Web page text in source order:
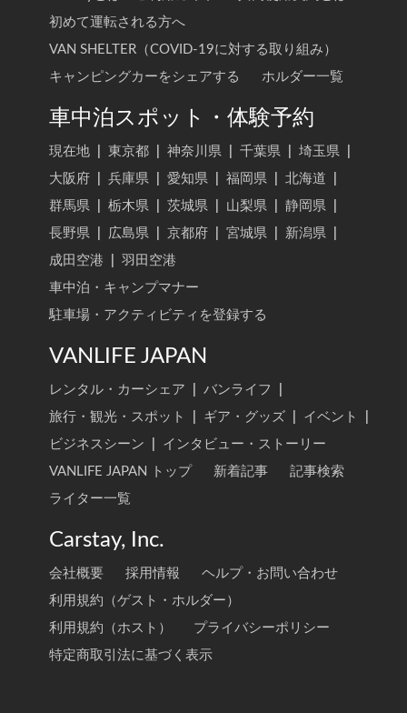
初めて運転される方へ
VAN SHELTER（COVID-19に対する取り組み）
キャンピングカーをシェアする
ホルダー一覧
車中泊スポット・体験予約
現在地 東京都 神奈川県 千葉県 埼玉県
大阪府
兵庫県 愛知県 福岡県 北海道
群馬県
栃木県 茨城県 山梨県 静岡県
長野県
広島県 京都府 宮城県 新潟県
成田空港
羽田空港
車中泊・キャンプマナー
駐車場・アクティビティを登録する
VANLIFE JAPAN
レンタル・カーシェア バンライフ
旅行・観光・スポット
ギア・グッズ イベント
ビジネスシーン
インタビュー・ストーリー
VANLIFE JAPAN トップ
新着記事
記事検索
ライター一覧
Carstay, Inc.
会社概要 採用情報
ヘルプ・お問い合わせ
利用規約（ゲスト・ホルダー）
利用規約（ホスト）
プライバシーポリシー
特定商取引法に基づく表示